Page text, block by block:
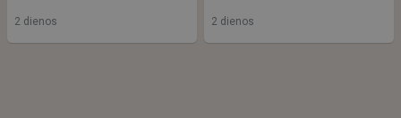
2 dienos 2 dienos